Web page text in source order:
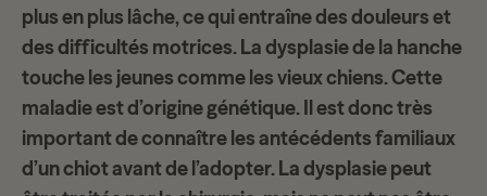
plus en plus lâche, ce qui entraîne des douleurs et
desdifficultés motrices. La dysplasie de la hanche
touche les jeunes comme les vieux chiens. Cette
maladie est d’origine génétique. Il est donc très
important de connaître les antécédents familiaux
d’un chiot avant de l’adopter. Ladysplasiepeut